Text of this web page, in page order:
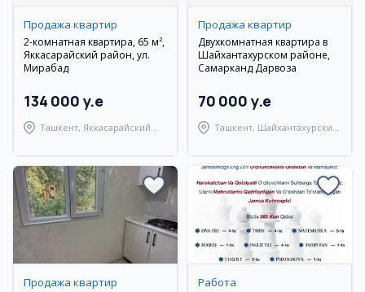
Продажа квартир
2-комнатная квартира, 65 м²,
Яккасарайский район, ул.
Мирабад
134 000 y.e
Ташкент, Яккасарайский
Продажа квартир
Двухкомнатная квартира в
Шайхантахурском районе,
Самарканд Дарвоза
70 000 y.e
Ташкент, Шайхантахурский
Продажа квартир Работа